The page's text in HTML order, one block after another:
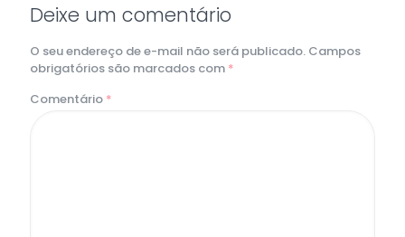
Deixe um comentário
O seu endereço de e-mail não será publicado. Campos
obrigatórios são marcados com *
Comentário *